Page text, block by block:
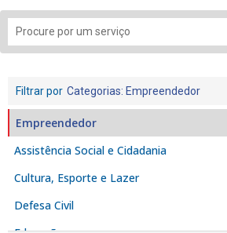
Filtrar por Categorias: Empreendedor
Assistência Social e Cidadania
Cultura, Esporte e Lazer
Defesa Civil
Empreendedor